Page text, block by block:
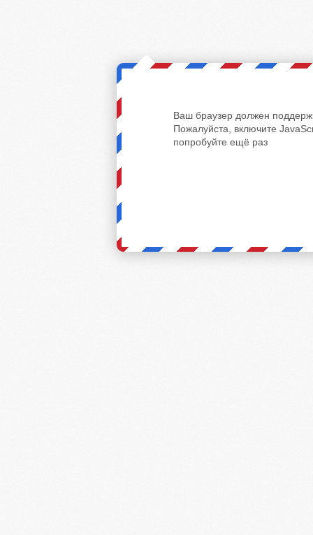
Ваш браузер должен
Пожалуйста, включите
попробуйте ещё раз